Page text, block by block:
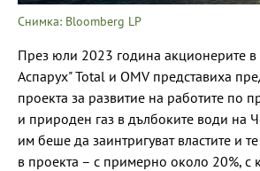
Снимка: Bloomberg LP
През юли 2023 година акционерите в
Аспарух" Total и OMV представиха
проекта за развитие на работите по
и природен газ в дълбоките води на
им беше да заинтригуват властите и
в проекта – с примерно около 20%, с